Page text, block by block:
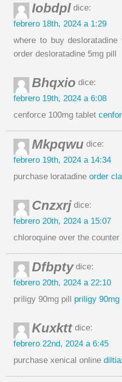
Iobdpl dice:
febrero 18th, 2024 a 1:29
where to buy
order desloratadine 5mg pill
Bhqxio dice:
febrero 19th, 2024 a 6:08
cenforce 100mg tablet
Mkpqwu dice:
febrero 19th, 2024 a 14:34
purchase loratadine order
Cnzxrj dice:
febrero 20th, 2024 a 15:07
chloroquine over the counter
Dfbptydice:
febrero 20th, 2024 a 22:10
priligy 90mg pill priligy 90mg
Kuxkttdice:
febrero 22nd, 2024 a 6:45
purchase xenical online